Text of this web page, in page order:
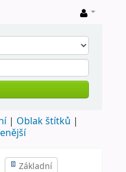
Oblak štítků
Základní